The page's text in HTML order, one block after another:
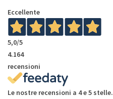
Eccellente
5,0/5
4.164
recensioni
Le nostre recensioni a 4 e 5 stelle.